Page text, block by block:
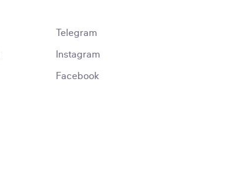
Telegram
Instagram
Facebook